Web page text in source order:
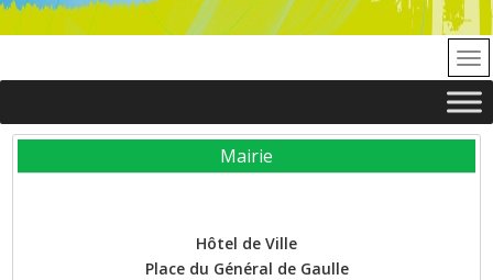
Mairie
Hôtel de Ville
Place du Général de Gaulle